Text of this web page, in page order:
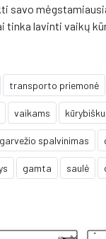
savo
lavinti vaikų
transporto priemonė
vaikams
garvežio spalvinimas
gamta saulė